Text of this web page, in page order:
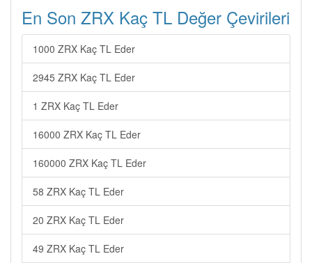
En Son ZRX Kaç TL Değer Çevirileri
1000 ZRX Kaç TL Eder
2945 ZRX Kaç TL Eder
1 ZRX Kaç TL Eder
16000 ZRX Kaç TL Eder
160000 ZRX Kaç TL Eder
58 ZRX Kaç TL Eder
20 ZRX Kaç TL Eder
49 ZRX Kaç TL Eder